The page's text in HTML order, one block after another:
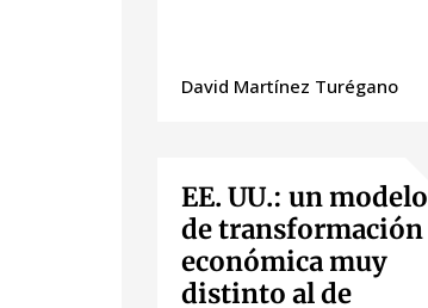
David Martínez Turégano
EE. UU.: un modelo
de transformación
económica muy
distinto al de